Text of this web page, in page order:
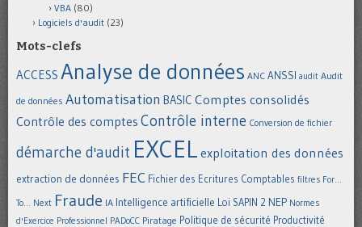
VBA (80)
Logiciels d'audit (23)
Mots-clefs
ACCESS Analyse de données ANC ANSSI audit Audit
de données Automatisation BASIC Comptes consolidés
Contrôle des comptes Contrôle interne Conversion de fichier
démarche d'audit EXCEL exploitation des données
extraction de données FEC Fichier des Ecritures Comptables filtres For...
To... Next Fraude IA Intelligence artificielle Loi SAPIN 2 NEP Normes
d'Exercice Professionnel PADoCC Piratage Politique de sécurité Productivité